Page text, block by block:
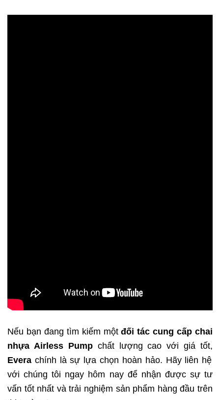
Nếu bạn đang tìm kiếm mộtđối tác cung cấp chai
nhựa Airless Pumpchất lượng cao với giá tốt,
Evera chính là sự lựa chọn hoàn hảo. Hãy liên hệ
với chúng tôi ngay hôm nay để nhận được sự tư
vấn tốt nhất và trải nghiệm sản phẩm hàng đầu trên